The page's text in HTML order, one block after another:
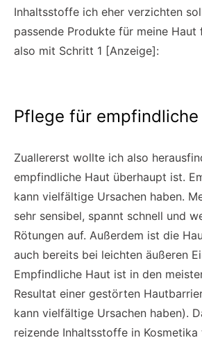
Inhaltsstoffe ich eher verzichten
passende Produkte für meine
also mit Schritt 1 [Anzeige]:
Pflege für
Zuallererst wollte ich also
empfindliche Haut überhaupt ist.
kann vielfältige Ursachen haben.
sehr sensibel, spannt schnell und
Rötungen auf. Außerdem ist die
auch bereits bei leichten äußeren
Empfindliche Haut ist in den
Resultat einer gestörten
kann vielfältige Ursachen haben).
reizende Inhaltsstoffe in